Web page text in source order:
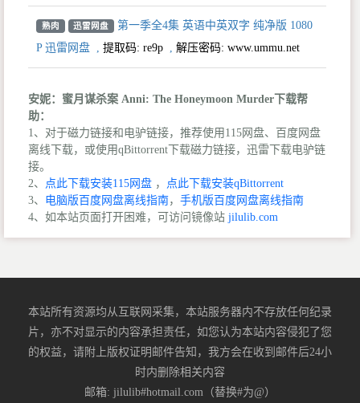
熟肉 迅雷网盘
第一季全4集 英语中英双字 纯净版 1080
P 迅雷网盘
提取码: re9p 解压密码: www.ummu.net
安妮：蜜月谋杀案 Anni: The Honeymoon Murder下载帮
助：
1、对于磁力链接和电驴链接，推荐使用115网盘、百度网盘
离线下载，或使用qBittorrent下载磁力链接，迅雷下载电驴链
接。
2、
点此下载安装115网盘 ，
点此下载安装qBittorrent
3、
电脑版百度网盘离线指南， 手机版百度网盘离线指南
4、如本站页面打开困难，可访问镜像站 jilulib.com
本站所有资源均从互联网采集，本站服务器内不存放任何纪录
片，亦不对显示的内容承担责任，如您认为本站内容侵犯了您
的权益，请附上版权证明邮件告知，我方会在收到邮件后24小
时内删除相关内容
邮箱: jilulib#hotmail.com（替换#为@）